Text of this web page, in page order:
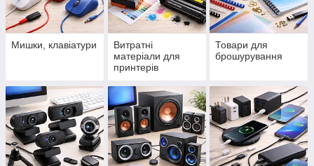
Мишки, клавіатури
Витратні
матеріали для
принтерів
Товари для
брошурування